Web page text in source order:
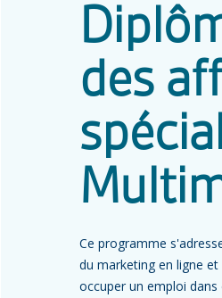
des
Ce programme
du marketing en ligne et
occuper un emploi